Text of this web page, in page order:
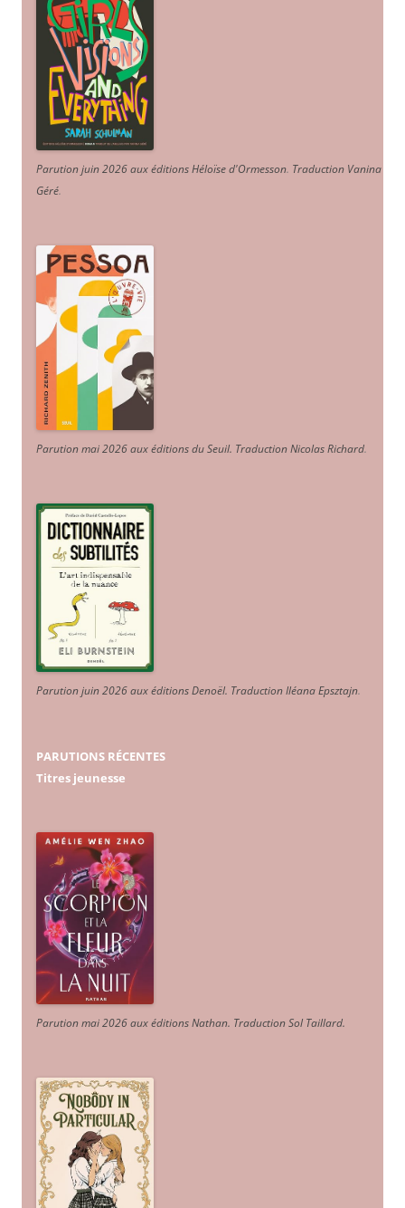
Parution juin 2026 aux éditions Héloïse d'Ormesson. Traduction Vanina
Géré.
Parution mai 2026 aux éditions du Seuil. Traduction Nicolas Richard.
Parution juin 2026 aux éditions Denoël. Traduction Iléana Epsztajn.
PARUTIONS RÉCENTES
Titres jeunesse
Parution mai 2026 aux éditions Nathan. Traduction Sol Taillard.